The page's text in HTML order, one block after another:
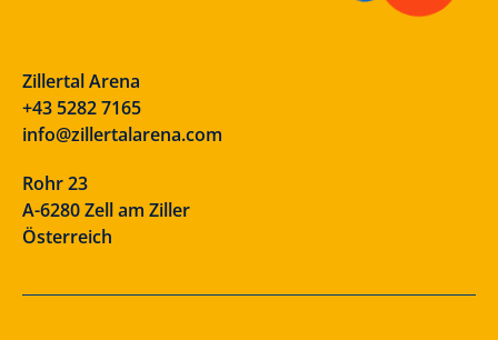
Zillertal Arena
+43 5282 7165
info@zillertalarena.com
Rohr 23
A-6280 Zell am Ziller
Österreich